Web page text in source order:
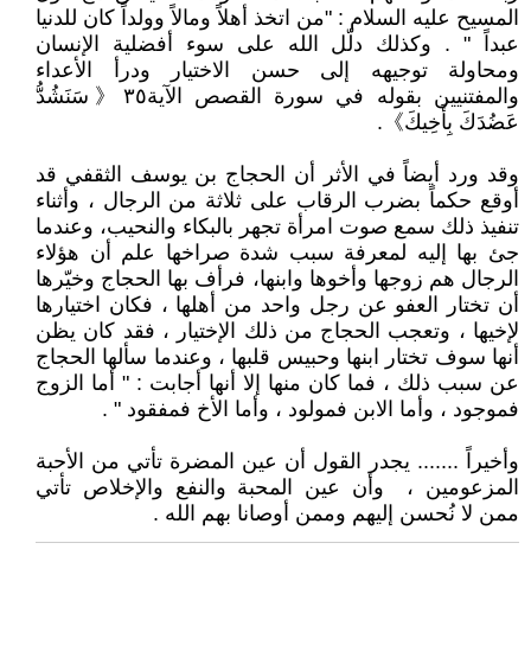
المسيح عليه السلام : "من اتخذ أهلاً ومالاً وولداً كان للدنيا
عبداً " . وكذلك دلّل الله على سوء أفضلية الإنسان
ومحاولة توجيهه إلى حسن الاختيار ودرأ الأعداء
والمفتنيين بقوله في سورة القصص الآية٣٥《سَنَشُدُّ
عَضُدَكَ بِأَخِيكَ》.
وقد ورد أيضاً في الأثر أن الحجاج بن يوسف الثقفي قد
أوقع حكماً بضرب الرقاب على ثلاثة من الرجال ، وأثناء
تنفيذ ذلك سمع صوت امرأة تجهر بالبكاء والنحيب، وعندما
جئ بها إليه لمعرفة سبب شدة صراخها علم أن هؤلاء
الرجال هم زوجها وأخوها وابنها، فرأف بها الحجاج وخيّرها
أن تختار العفو عن رجل واحد من أهلها ، فكان اختيارها
لإخيها ، وتعجب الحجاج من ذلك الإختيار ، فقد كان يظن
أنها سوف تختار ابنها وحبيس قلبها ، وعندما سألها الحجاج
عن سبب ذلك ، فما كان منها إلا أنها أجابت : " أما الزوج
فموجود ، وأما الابن فمولود ، وأما الأخ فمفقود " .
وأخيراً ....... يجدر القول أن عين المضرة تأتي من الأحبة
المزعومين ، وأن عين المحبة والنفع والإخلاص تأتي
ممن لا نُحسن إليهم وممن أوصانا بهم الله .